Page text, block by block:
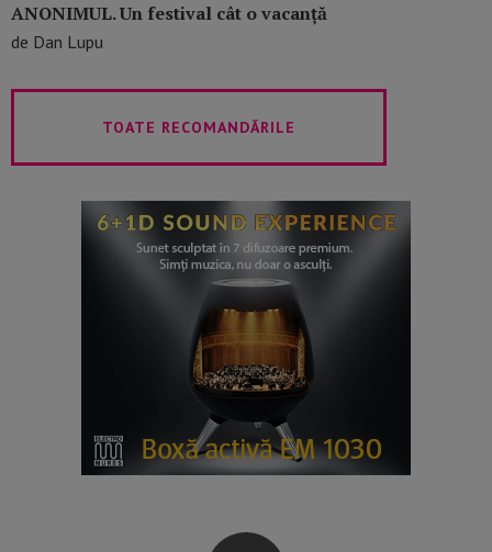
ANONIMUL. Un festival cât o vacanță
de Dan Lupu
TOATE RECOMANDĂRILE